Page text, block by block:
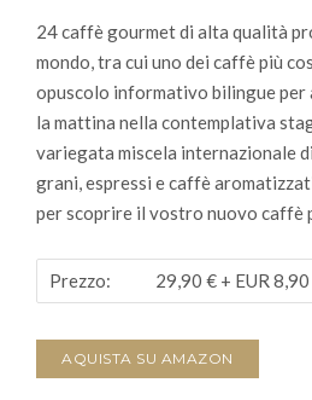
24 caffè gourmet di alta qualità
mondo, tra cui uno dei caffè più
opuscolo informativo bilingue
la mattina nella contemplativa
variegata miscela internazionale
grani, espressi e caffè
per scoprire il vostro nuovo caffè
Prezzo: 29,90 € + EUR
AQUISTA SU AMAZON